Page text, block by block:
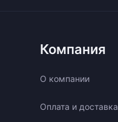
Компания
О компании
Оплата и доставка